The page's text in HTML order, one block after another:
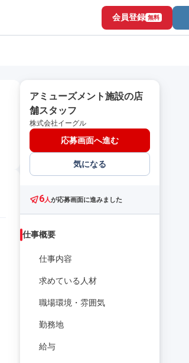
会員登録 無料
アミューズメント施設の店
舗スタッフ
株式会社イーグル
応募画面へ進む
気になる
6人が応募画面に進みました
仕事概要
仕事内容
求めている人材
職場環境・雰囲気
勤務地
給与